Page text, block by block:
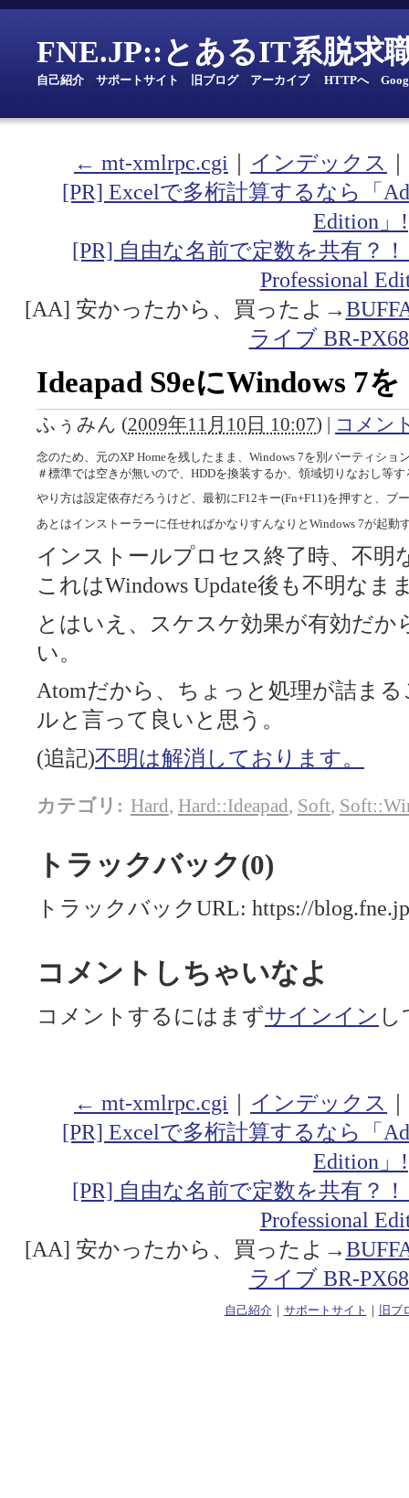
FNE.JP::とあるIT系脱求
自己紹介 サポートサイト 旧ブログ｜ アーカイブ｜ HTTPへ｜
← mt-xmlrpc.cgi インデックス
[PR] Excelで多桁計算するなら「
Edition」!
[PR] 自由な名前で定数を共有？
Professional
[AA] 安かったから、買ったよ→
ライブ BR-
Ideapad S9eにWindows 7を
ふぅみん (2009年11月10日 10:07) | コメン
念のため、元のXP Homeを残したまま、Windows 7を別パーティショ
＃標準では空きが無いので、HDDを換装するか、領域切りなおし等
やり方は設定依存だろうけど、最初にF12キー(Fn+F11)を押すと、ブ
あとはインストーラーに任せればかなりすんなりとWindows 7が起動
インストールプロセス終了時、不明
これはWindows Update後も不明なま
とはいえ、スケスケ効果が有効だか
い。
Atomだから、ちょっと処理が詰ま
ルと言って良いと思う。
(追記)不明は解消しております。
カテゴリ : Hard, Hard::Ideapad, Soft,
トラックバック(0)
トラックバックURL: https://
コメントしちゃいなよ
コメントするにはまずサインイン
← mt-xmlrpc.cgi ｜ インデックス ｜
[PR] Excelで多桁計算するなら「
Edition」!
[PR] 自由な名前で定数を共有？
Professional
[AA] 安かったから、買ったよ→
ライブ BR-
自己紹介｜ サポートサイト ｜ 旧ブ